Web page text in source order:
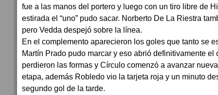
fue a las manos del portero y luego con un tiro libre de
estirada el “uno” pudo sacar. Norberto De La Riestra
pero Vedda despejó sobre la línea.
En el complemento aparecieron los goles que tanto se
Martín Prado pudo marcar y eso abrió definitivamente el
perdieron las formas y Círculo comenzó a avanzar
etapa, además Robledo vio la tarjeta roja y un minuto
segundo gol de la tarde.